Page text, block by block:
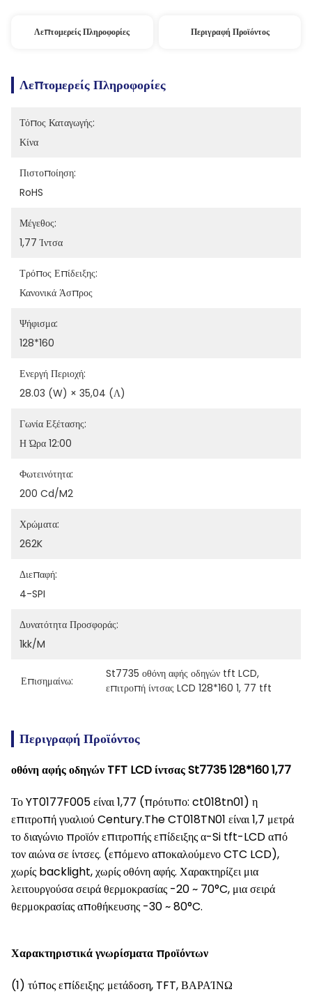
Λεπτομερείς Πληροφορίες Περιγραφή Προϊόντος
Λεπτομερείς Πληροφορίες
Τόπος Καταγωγής:
Κίνα
Πιστοποίηση:
RoHS
Μέγεθος:
1,77 Ίντσα
Τρόπος Επίδειξης:
Κανονικά Άσπρος
Ψήφισμα:
128*160
Ενεργή Περιοχή:
28.03 (W) × 35,04 (Λ)
Γωνία Εξέτασης:
Η Ώρα 12:00
Φωτεινότητα:
200 Cd/m2
Χρώματα:
262K
Διεπαφή:
4-SPI
Δυνατότητα Προσφοράς:
1kk/m
Επισημαίνω:
St7735 οθόνη αφής οδηγών tft LCD,
επιτροπή ίντσας LCD 128*160 1, 77 tft
Περιγραφή Προϊόντος
οθόνη αφής οδηγών TFT LCD ίντσας St7735 128*160 1,77
Το YT0177F005 είναι 1,77 (πρότυπο: ct018tn01) η
επιτροπή γυαλιού Century.The CT018TN01 είναι 1,7 μετρά
το διαγώνιο προϊόν επιτροπής επίδειξης α-Si tft-LCD από
τον αιώνα σε ίντσες. (επόμενο αποκαλούμενο CTC LCD),
χωρίς backlight, χωρίς οθόνη αφής. Χαρακτηρίζει μια
λειτουργούσα σειρά θερμοκρασίας -20 ~ 70°C, μια σειρά
θερμοκρασίας αποθήκευσης -30 ~ 80°C.
Χαρακτηριστικά γνωρίσματα προϊόντων
(1) τύπος επίδειξης: μετάδοση, TFT, ΒΑΡΑΊΝΩ